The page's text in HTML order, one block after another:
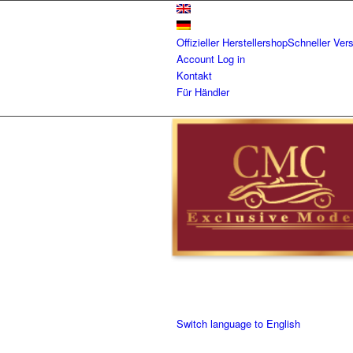
Offizieller HerstellershopSchneller
Account Log in
Kontakt
Für Händler
Switch language to English